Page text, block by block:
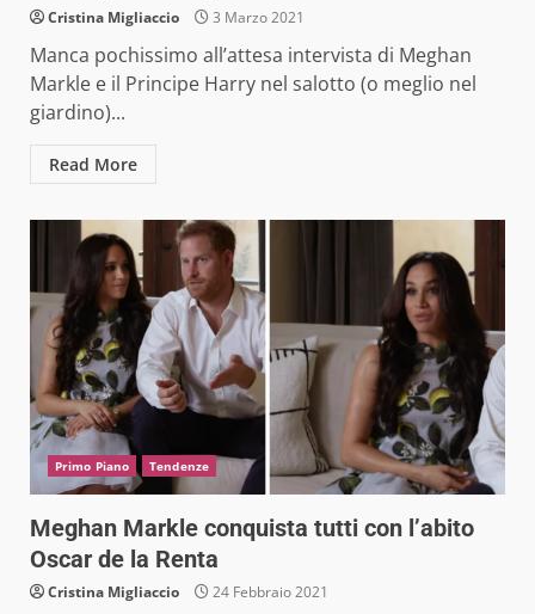
Cristina Migliaccio 3 Marzo 2021
Manca pochissimo all’attesa intervista di Meghan
Markle e il Principe Harry nel salotto (o meglio nel
giardino)...
Read More
Primo Piano Tendenze
Meghan Markle conquista tutti con l’abito
Oscar de la Renta
Cristina Migliaccio 24 Febbraio 2021